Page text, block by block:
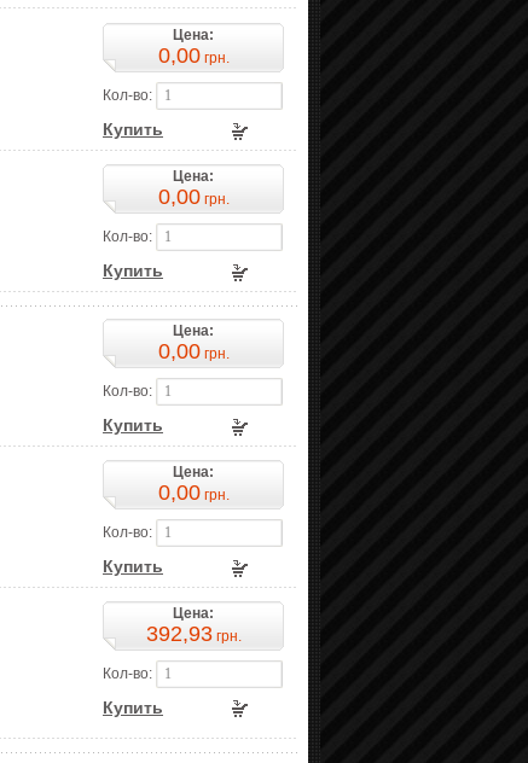
Цена:
0,00грн.
Кол-во:
Купить
Цена:
0,00грн.
Кол-во:
Купить
Цена:
0,00грн.
Кол-во:
Купить
Цена:
0,00грн.
Кол-во:
Купить
Цена:
392,93грн.
Кол-во:
Купить